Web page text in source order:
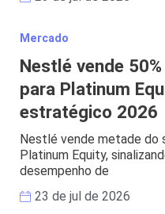
Mercado
Nestlé vende
para Platinum
estratégico 2026
Nestlé vende metade do
Platinum Equity,
desempenho de
23 de jul de 2026